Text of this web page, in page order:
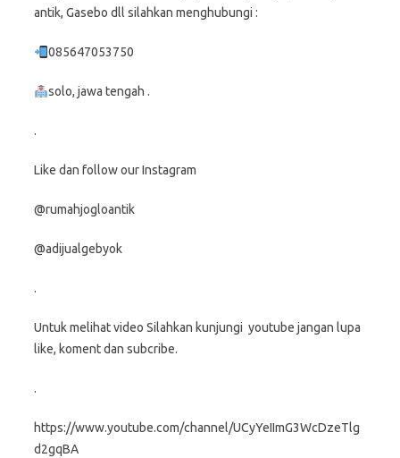
antik, Gasebo dll silahkan menghubungi :
085647053750
solo, jawa tengah .
.
Like dan follow our Instagram
@rumahjogloantik
@adijualgebyok
.
Untuk melihat video Silahkan kunjungi youtube jangan lupa
like, koment dan subcribe.
.
https://www.youtube.com/channel/UCyYeIImG3WcDzeTlg
d2gqBA